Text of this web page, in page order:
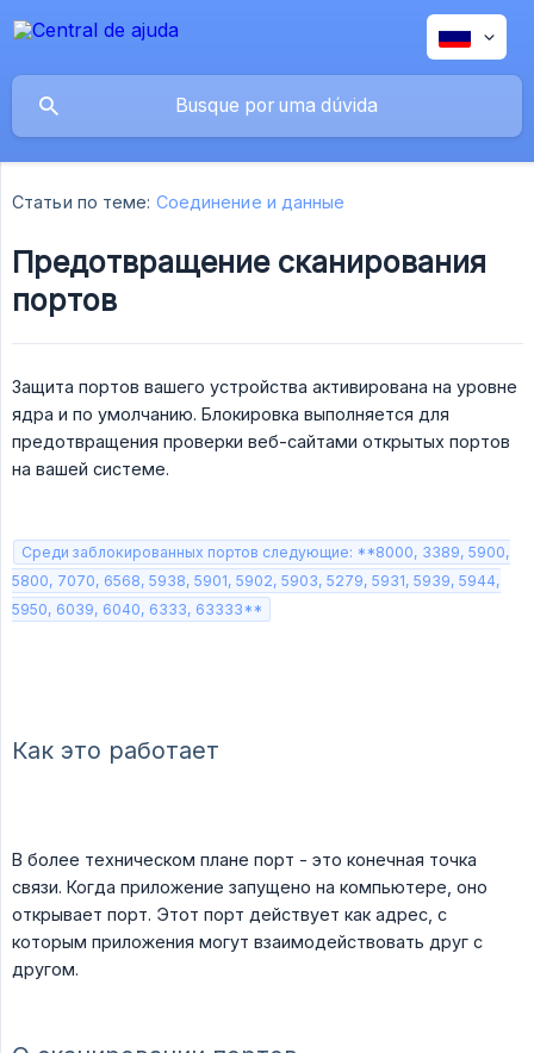
Статьи по теме: Соединение и данные
Предотвращение сканирования
портов
Защита портов вашего устройства активирована на уровне
ядра и по умолчанию. Блокировка выполняется для
предотвращения проверки веб-сайтами открытых портов
на вашей системе.
Среди заблокированных портов следующие: **8000, 3389, 5900,
5800, 7070, 6568, 5938, 5901, 5902, 5903, 5279, 5931, 5939, 5944,
5950, 6039, 6040, 6333, 63333**
Как это работает
В более техническом плане порт - это конечная точка
связи. Когда приложение запущено на компьютере, оно
открывает порт. Этот порт действует как адрес, с
которым приложения могут взаимодействовать друг с
другом.